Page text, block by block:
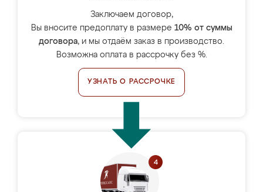
Заключаем договор,
Вы вносите предоплату в размере 10% от суммы
договора, и мы отдаём заказ в производство.
Возможна оплата в рассрочку без %.
УЗНАТЬ О РАССРОЧКЕ